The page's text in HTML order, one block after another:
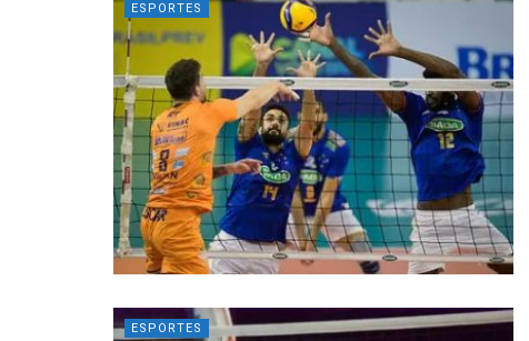
ESPORTES
ESPORTES